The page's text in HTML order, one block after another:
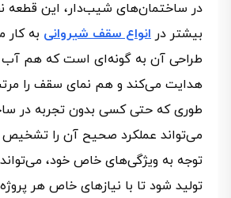
در ساختمان‌های شیب‌دار، این قطعه
بیشتر در انواع سقف شیروانی به
طراحی آن به گونه‌ای است که هم آب
هدایت می‌کند و هم نمای سقف را
طوری که حتی کسی بدون تجربه در
می‌تواند عملکرد صحیح آن را تشخیص
توجه به ویژگی‌های خاص خود،
تولید شود تا با نیازهای خاص هر